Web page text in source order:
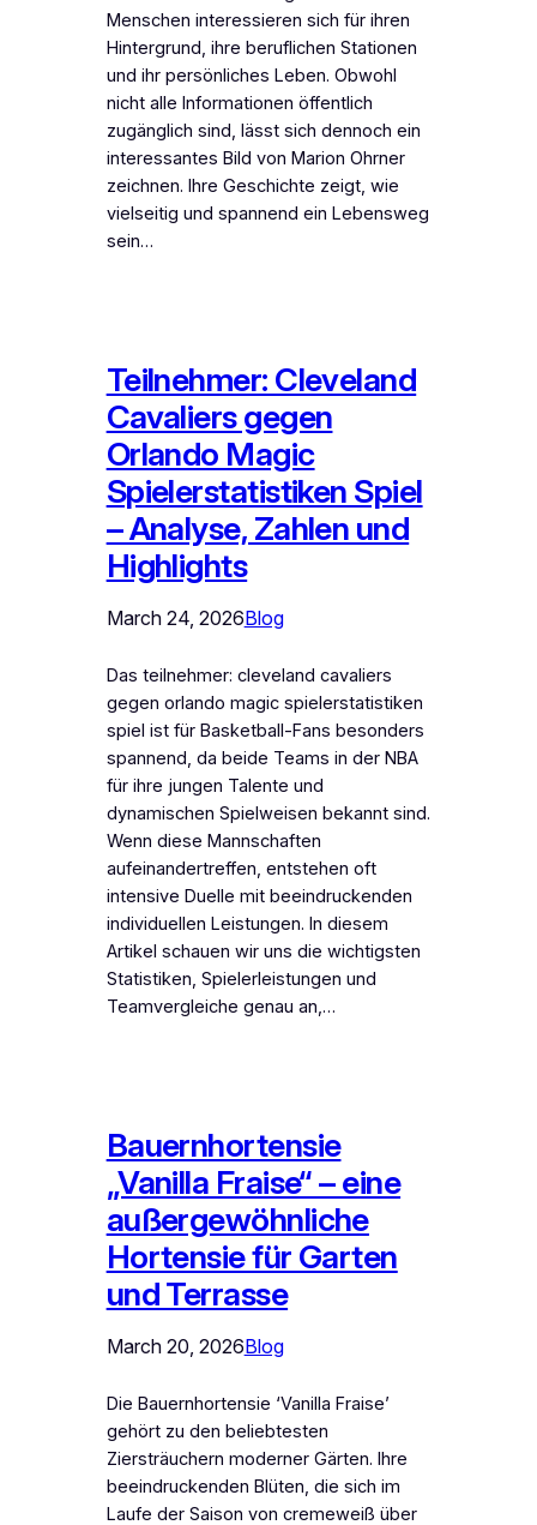
Menschen interessieren sich für ihren
Hintergrund, ihre beruflichen Stationen
und ihr persönliches Leben. Obwohl
nicht alle Informationen öffentlich
zugänglich sind, lässt sich dennoch ein
interessantes Bild von Marion Ohrner
zeichnen. Ihre Geschichte zeigt, wie
vielseitig und spannend ein Lebensweg
sein…
Teilnehmer: Cleveland
Cavaliers gegen
Orlando Magic
Spielerstatistiken Spiel
– Analyse, Zahlen und
Highlights
March 24, 2026Blog
Das teilnehmer: cleveland cavaliers
gegen orlando magic spielerstatistiken
spiel ist für Basketball-Fans besonders
spannend, da beide Teams in der NBA
für ihre jungen Talente und
dynamischen Spielweisen bekannt sind.
Wenn diese Mannschaften
aufeinandertreffen, entstehen oft
intensive Duelle mit beeindruckenden
individuellen Leistungen. In diesem
Artikel schauen wir uns die wichtigsten
Statistiken, Spielerleistungen und
Teamvergleiche genau an,…
Bauernhortensie
„Vanilla Fraise“ – eine
außergewöhnliche
Hortensie für Garten
und Terrasse
March 20, 2026Blog
Die Bauernhortensie ‘Vanilla Fraise’
gehört zu den beliebtesten
Ziersträuchern moderner Gärten. Ihre
beeindruckenden Blüten, die sich im
Laufe der Saison von cremeweiß über